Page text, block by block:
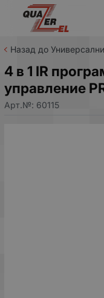
Назад до
4 в 1 IR
управление
Арт.№: 60115